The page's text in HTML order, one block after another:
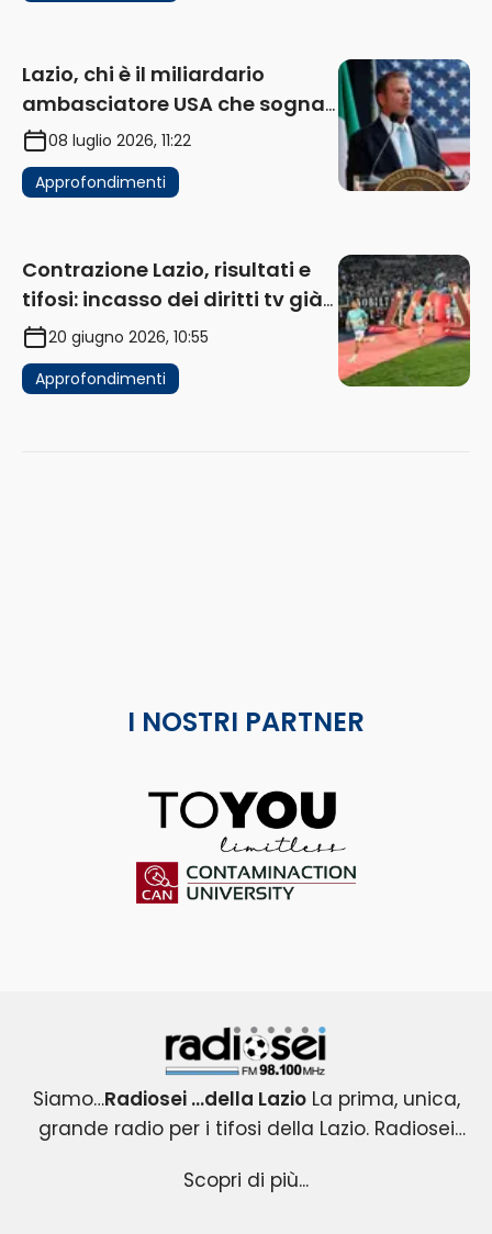
Lazio, chi è il miliardario
ambasciatore USA che sogna
di acquistare un club in Italia
08 luglio 2026, 11:22
Approfondimenti
Contrazione Lazio, risultati e
tifosi: incasso dei diritti tv già
in flessione
20 giugno 2026, 10:55
Approfondimenti
I NOSTRI PARTNER
ToYou
Radiosei 98.100 FM
Siamo…Radiosei …della LazioLa prima, unica,
grande radio per i tifosi della Lazio. Radiosei
diventa immediatamente la loro VOCE.
originale, che copre tutti gli eventi agonistici del
Scopri di più...